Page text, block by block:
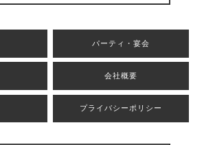
パーティ・宴会
会社概要
プライバシーポリシー